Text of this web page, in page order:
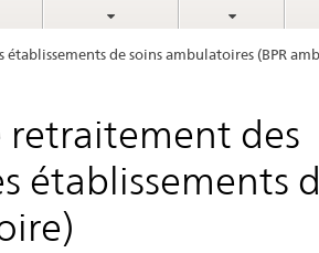
de soins ambulatoires (BPR
retraitement des
établissements